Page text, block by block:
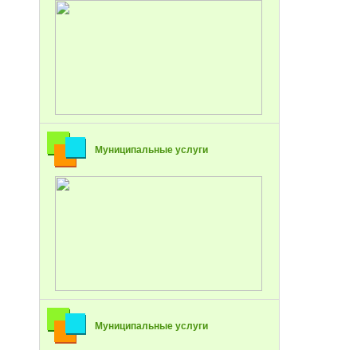
Муниципальные услуги
Муниципальные услуги